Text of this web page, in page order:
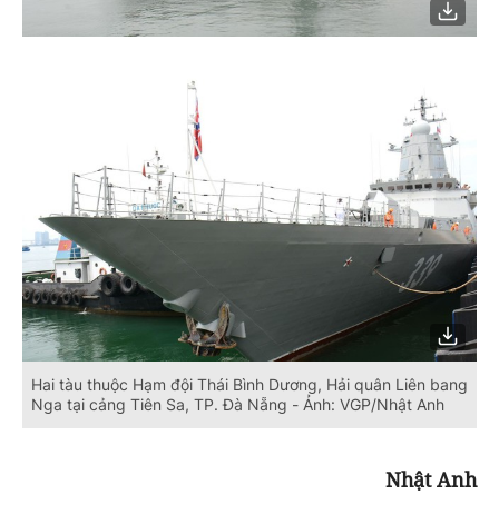
Hai tàu thuộc Hạm đội Thái Bình Dương, Hải quân Liên bang
Nga tại cảng Tiên Sa, TP. Đà Nẵng - Ảnh: VGP/Nhật Anh
Nhật Anh